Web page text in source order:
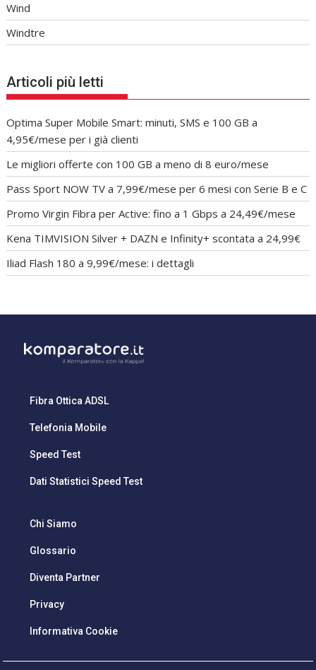
Wind
Windtre
Articoli più letti
Optima Super Mobile Smart: minuti, SMS e 100 GB a
4,95€/mese per i già clienti
Le migliori offerte con 100 GB a meno di 8 euro/mese
Pass Sport NOW TV a 7,99€/mese per 6 mesi con Serie B e C
Promo Virgin Fibra per Active: fino a 1 Gbps a 24,49€/mese
Kena TIMVISION Silver + DAZN e Infinity+ scontata a 24,99€
Iliad Flash 180 a 9,99€/mese: i dettagli
Fibra Ottica ADSL
Telefonia Mobile
Speed Test
Dati Statistici Speed Test
Chi Siamo
Glossario
Diventa Partner
Privacy
Informativa Cookie